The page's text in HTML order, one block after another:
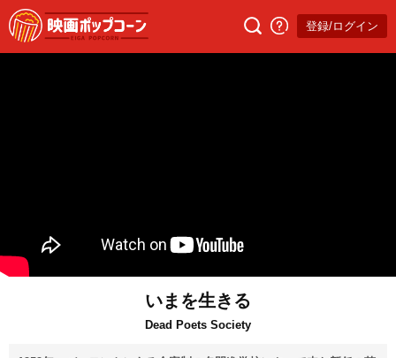
登録/ログイン
いまを生きる
Dead Poets Society